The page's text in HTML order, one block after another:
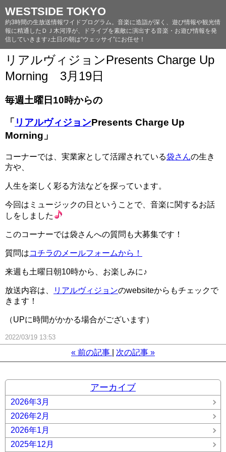
WESTSIDE TOKYO
約3時間の生放送情報ワイドプログラム。音楽に造詣が深く、遊び情報や観光情
報に精通したＤＪ木河淳が、ドライブを素敵に演出する音楽・お遊び情報を発
信していきます♪土日の朝は“ウェッサイ”にお任せ！
リアルヴィジョンPresents Charge Up
Morning 3月19日
毎週土曜日10時からの
「 リアルヴィジョンPresents Charge Up
Morning」
コーナーでは、実業家として活躍されている袋さんの生き
方や、
人生を楽しく彩る方法などを探っています。
今回はミュージックの日ということで、音楽に関するお話
しをしました
このコーナーでは袋さんへの質問も大募集です！
質問はコチラのメールフォームから！
来週も土曜日朝10時から、お楽しみに♪
放送内容は、 リアルヴィジョンのwebsiteからもチェックで
きます！
（UPに時間がかかる場合がございます）
2022/03/19 13:53
« 前の記事 次の記事 »
アーカイブ
2026年3月
2026年2月
2026年1月
2025年12月